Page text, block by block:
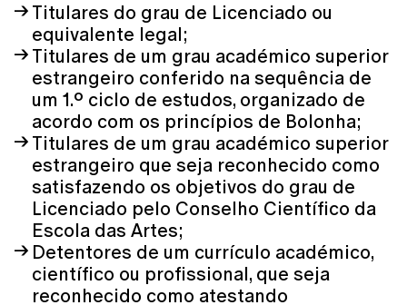
Titulares do grau de Licenciado ou
equivalente legal;
Titulares de um grau académico superior
estrangeiro conferido na sequência de
um 1.º ciclo de estudos, organizado de
acordo com os princípios de Bolonha;
Titulares de um grau académico superior
estrangeiro que seja reconhecido como
satisfazendo os objetivos do grau de
Licenciado pelo Conselho Científico da
Escola das Artes;
Detentores de um currículo académico,
científico ou profissional, que seja
reconhecido como atestando